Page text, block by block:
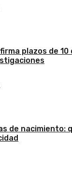
plazos de 10
de nacimiento: